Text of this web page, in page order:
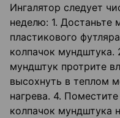
Ингалятор следует
неделю: 1. Достаньте
пластикового
колпачок
мундштук протрите
высохнуть в теплом
нагрева. 4.
колпачок мундштука